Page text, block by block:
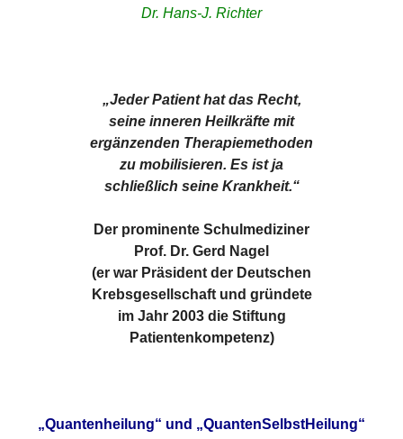
Dr. Hans-J. Richter
„Jeder Patient hat das Recht,
seine inneren Heilkräfte mit
ergänzenden Therapiemethoden
zu mobilisieren. Es ist ja
schließlich seine Krankheit.“
Der prominente Schulmediziner
Prof. Dr. Gerd Nagel
(er war Präsident der Deutschen
Krebsgesellschaft und gründete
im Jahr 2003 die Stiftung
Patientenkompetenz)
„Quantenheilung“ und „QuantenSelbstHeilung“